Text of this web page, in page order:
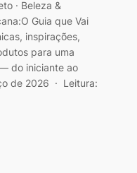
· Beleza &
Guia que Vai
inspirações,
para uma
do iniciante ao
de 2026 · Leitura: